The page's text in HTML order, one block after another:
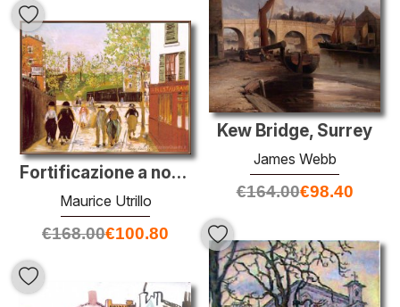
Kew Bridge, Surrey
James Webb
€164.00€98.40
Fortificazione a nord di Parigi
Maurice Utrillo
€168.00€100.80